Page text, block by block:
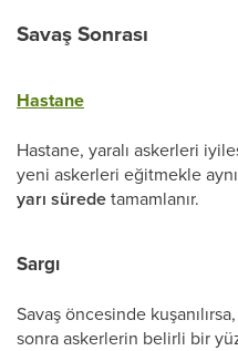
Savaş Sonrası
Hastane
Hastane, yaralı askerleri
yeni askerleri eğitmekle
yarı süredetamamlanır.
Sargı
Savaş öncesinde
sonra askerlerin belirli bir